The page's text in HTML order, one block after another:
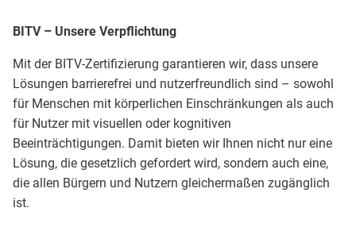
BITV – Unsere Verpflichtung
Mit der BITV-Zertifizierung garantieren wir, dass unsere
Lösungen barrierefrei und nutzerfreundlich sind – sowohl
für Menschen mit körperlichen Einschränkungen als auch
für Nutzer mit visuellen oder kognitiven
Beeinträchtigungen. Damit bieten wir Ihnen nicht nur eine
Lösung, die gesetzlich gefordert wird, sondern auch eine,
die allen Bürgern und Nutzern gleichermaßen zugänglich
ist.